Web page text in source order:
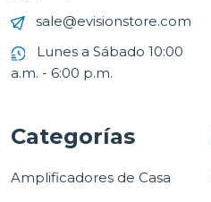
sale@evisionstore.com
Lunes a Sábado 10:00
a.m. - 6:00 p.m.
Categorías
Amplificadores de Casa